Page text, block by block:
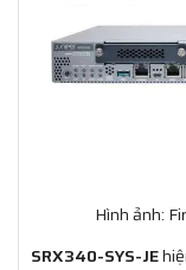
Hình ảnh:
SRX340-SYS-JE